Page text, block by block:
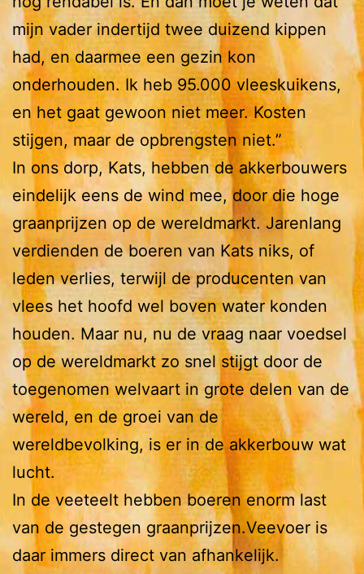
mijn vader indertijd twee duizend kippen
had, en daarmee een gezin kon
onderhouden. Ik heb 95.000 vleeskuikens,
en het gaat gewoon niet meer. Kosten
stijgen, maar de opbrengsten niet.”
In ons dorp, Kats, hebben de akkerbouwers
eindelijk eens de wind mee, door die hoge
graanprijzen op de wereldmarkt. Jarenlang
verdienden de boeren van Kats niks, of
leden verlies, terwijl de producenten van
vlees het hoofd wel boven water konden
houden. Maar nu, nu de vraag naar voedsel
op de wereldmarkt zo snel stijgt door de
toegenomen welvaart in grote delen van de
wereld, en de groei van de
wereldbevolking, is er in de akkerbouw wat
lucht.
In de veeteelt hebben boeren enorm last
van de gestegen graanprijzen.Veevoer is
daar immers direct van afhankelijk.